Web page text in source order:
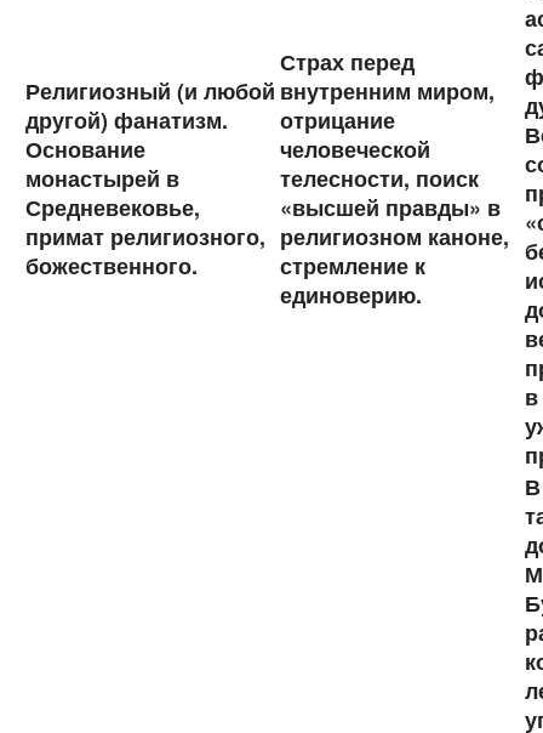
Религиозный (и любой
другой) фанатизм.
Основание
монастырей в
Средневековье,
примат религиозного,
божественного.
Страх перед
внутренним миром,
отрицание
человеческой
телесности, поиск
«высшей правды» в
религиозном каноне,
стремление к
единоверию.